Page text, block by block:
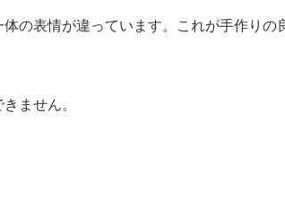
の表情が違っています。これが手作りの
ません。